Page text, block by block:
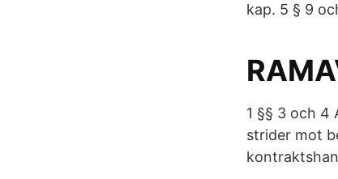
kap. 5 § 9
1 §§ 3 och 4
strider mot